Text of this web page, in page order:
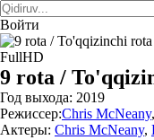
Войти
FullHD
9 rota /
Год выхода: 2019
Режиссер:Chris McNeany,
Актеры: Chris McNeany,